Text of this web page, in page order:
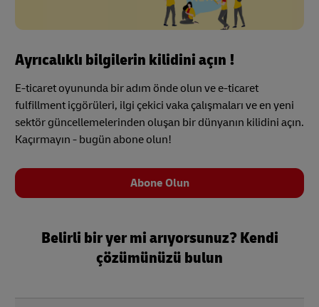
Ayrıcalıklı bilgilerin kilidini açın !
E-ticaret oyununda bir adım önde olun ve e-ticaret
fulfillment içgörüleri, ilgi çekici vaka çalışmaları ve en yeni
sektör güncellemelerinden oluşan bir dünyanın kilidini açın.
Kaçırmayın - bugün abone olun!
Abone Olun
Belirli bir yer mi arıyorsunuz? Kendi
çözümünüzü bulun